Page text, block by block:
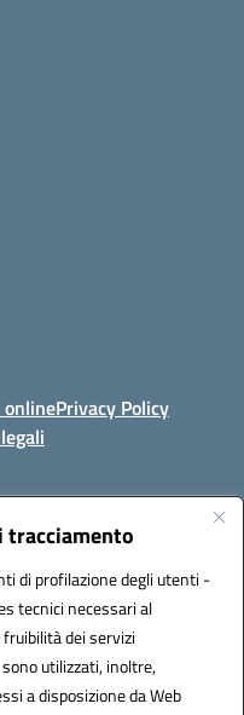
di profilazione degli utenti -
tecnici necessari al
dei servizi
utilizzati, inoltre,
a disposizione da Web
Privacy Policy
- Oliveto Citra